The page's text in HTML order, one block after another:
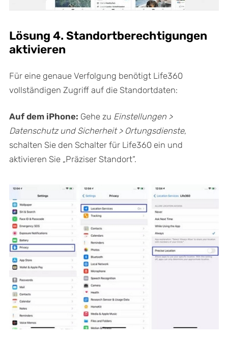
Lösung 4. Standortberechtigungen
aktivieren
Für eine genaue Verfolgung benötigt Life360
vollständigen Zugriff auf die Standortdaten:
Auf dem iPhone: Gehe zu Einstellungen >
Datenschutz und Sicherheit > Ortungsdienste,
schalten Sie den Schalter für Life360 ein und
aktivieren Sie „Präziser Standort“.